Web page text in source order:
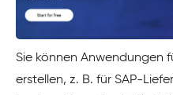
Sie können Anwendungen
erstellen, z. B. für SAP-